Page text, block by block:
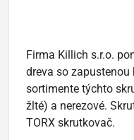
Firma Killich s.r.o.
dreva so zapustenou
sortimente týchto
žlté) a nerezové.
TORX skrutkovač.